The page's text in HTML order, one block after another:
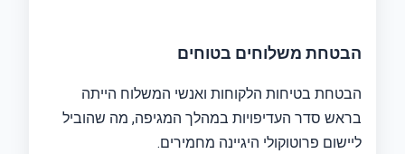
הבטחת משלוחים בטוחים
הבטחת בטיחות הלקוחות ואנשי המשלוח הייתה
בראש סדר העדיפויות במהלך המגיפה, מה שהוביל
ליישום פרוטוקולי היגיינה מחמירים.